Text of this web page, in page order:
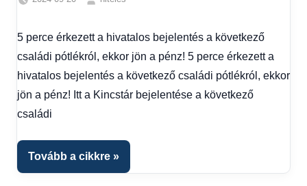
utalása,
Friss
hírek,
Hírek
5 perce érkezett a hivatalos bejelentés a következő
családi pótlékról, ekkor jön a pénz! 5 perce érkezett a
hivatalos bejelentés a következő családi pótlékról, ekkor
jön a pénz! Itt a Kincstár bejelentése a következő
családi
Tovább a cikkre